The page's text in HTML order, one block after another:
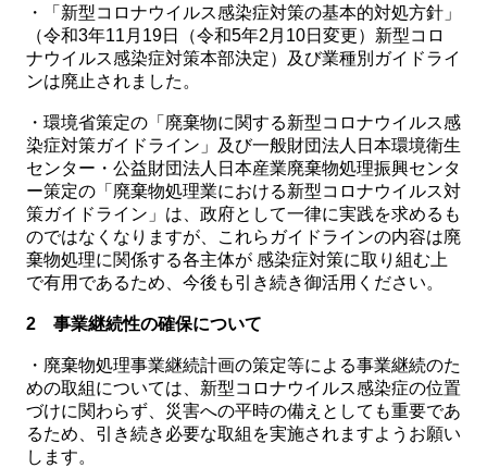
・「新型コロナウイルス感染症対策の基本的対処方針」
（令和3年11月19日（令和5年2月10日変更）新型コロ
ナウイルス感染症対策本部決定）及び業種別ガイドライ
ンは廃止されました。
・環境省策定の「廃棄物に関する新型コロナウイルス感
染症対策ガイドライン」及び一般財団法人日本環境衛生
センター・公益財団法人日本産業廃棄物処理振興センタ
ー策定の「廃棄物処理業における新型コロナウイルス対
策ガイドライン」は、政府として一律に実践を求めるも
のではなくなりますが、これらガイドラインの内容は廃
棄物処理に関係する各主体が 感染症対策に取り組む上
で有用であるため、今後も引き続き御活用ください。
2 事業継続性の確保について
・廃棄物処理事業継続計画の策定等による事業継続のた
めの取組については、新型コロナウイルス感染症の位置
づけに関わらず、災害への平時の備えとしても重要であ
るため、引き続き必要な取組を実施されますようお願い
します。